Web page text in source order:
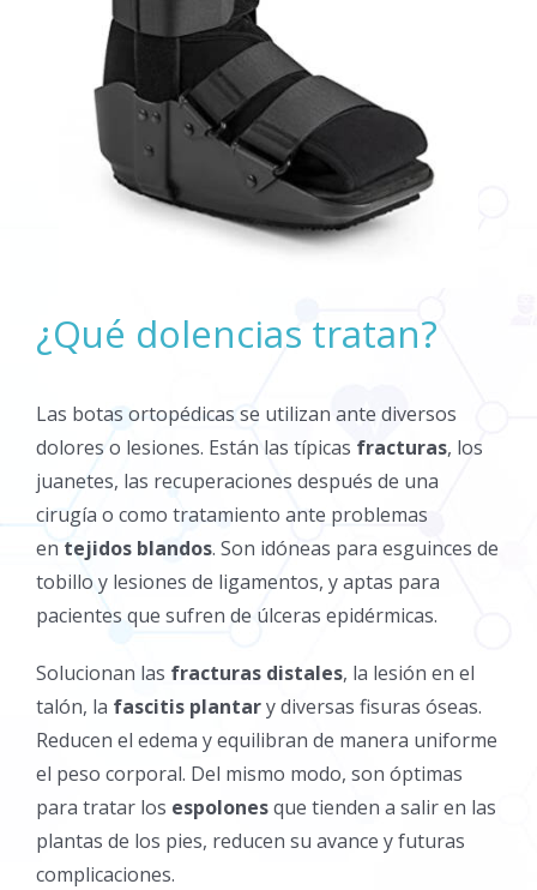
¿Qué dolencias tratan?
Las botas ortopédicas se utilizan ante diversos
dolores o lesiones. Están las típicas fracturas, los
juanetes, las recuperaciones después de una
cirugía o como tratamiento ante problemas
en tejidos blandos. Son idóneas para esguinces de
tobillo y lesiones de ligamentos, y aptas para
pacientes que sufren de úlceras epidérmicas.
Solucionan las fracturas distales, la lesión en el
talón, la fascitis plantary diversas fisuras óseas.
Reducen el edema y equilibran de manera uniforme
el peso corporal. Del mismo modo, son óptimas
para tratar los espolonesque tienden a salir en las
plantas de los pies, reducen su avance y futuras
complicaciones.